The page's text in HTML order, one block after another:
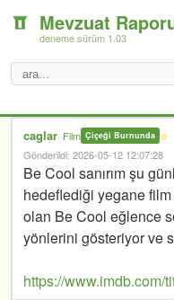
Mevzuat
deneme sürüm 1.03
caglar· Film Çiçeği Burnunda ⭐
Gönderildi: 2026-05-12 12:07:28
Be Cool sanırım şu
hedeflediği yegane
olan Be Cool eğlence
yönlerini gösteriyor ve
https://www.imdb.com/